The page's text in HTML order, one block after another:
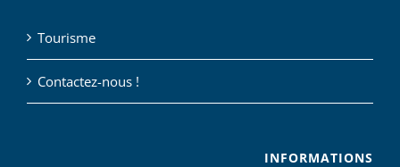
Tourisme
Contactez-nous !
INFORMATIONS